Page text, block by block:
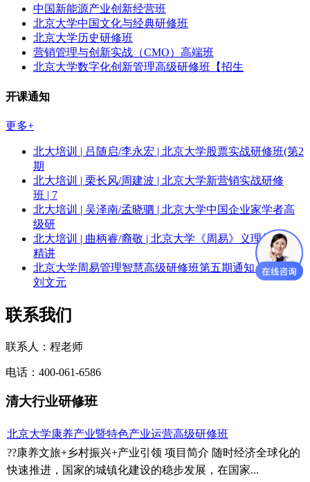
中国新能源产业创新经营班
北京大学中国文化与经典研修班
北京大学历史研修班
营销管理与创新实战（CMO）高端班
北京大学数字化创新管理高级研修班【招生
开课通知
更多+
北大培训 | 吕随启/李永宏 | 北京大学股票实战研修班(第2
期
北大培训 | 栗长风/周建波 | 北京大学新营销实战研修
班 | 7
北大培训 | 吴泽南/孟晓驷 | 北京大学中国企业家学者高
级研
北大培训 | 曲柄睿/裔敬 | 北京大学《周易》义理与象数
精讲
北京大学周易管理智慧高级研修班第五期通知 | 李中华/
刘文元
联系我们
联系人：程老师
电话：400-061-6586
清大行业研修班
北京大学康养产业暨特色产业运营高级研修班
??康养文旅+乡村振兴+产业引领 项目简介 随时经济全球化的
快速推进，国家的城镇化建设的稳步发展，在国家...